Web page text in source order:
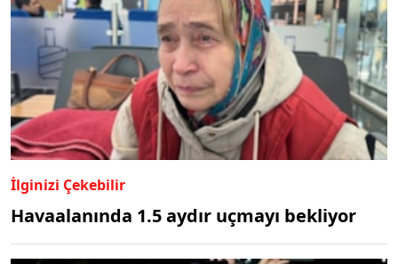
İlginizi Çekebilir
Havaalanında 1.5 aydır uçmayı bekliyor